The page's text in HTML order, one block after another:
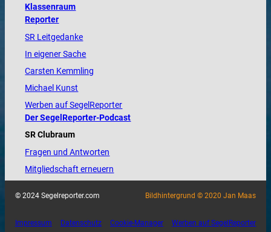
Klassenraum
Reporter
SR Leitgedanke
In eigener Sache
Carsten Kemmling
Michael Kunst
Werben auf SegelReporter
Der SegelReporter-Podcast
SR Clubraum
Fragen und Antworten
Mitgliedschaft erneuern
© 2024 Segelreporter.com Bildhintergrund © 2020 Jan Maas
Impressum Datenschutz Cookie-Manager Werben auf SegelReporter